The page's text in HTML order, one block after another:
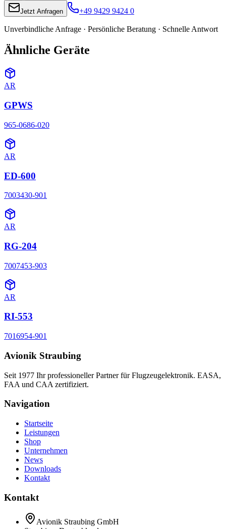
Jetzt Anfragen +49 9429 9424 0
Unverbindliche Anfrage · Persönliche Beratung · Schnelle Antwort
Ähnliche Geräte
AR
GPWS
965-0686-020
AR
ED-600
7003430-901
AR
RG-204
7007453-903
AR
RI-553
7016954-901
Avionik Straubing
Seit 1977 Ihr professioneller Partner für Flugzeugelektronik. EASA,
FAA und CAA zertifiziert.
Navigation
Startseite
Leistungen
Shop
Unternehmen
News
Downloads
Kontakt
Kontakt
Avionik Straubing GmbH